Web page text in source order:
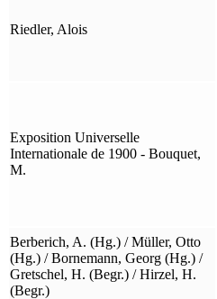
Riedler, Alois
Exposition Universelle
Internationale de 1900 - Bouquet,
M.
Berberich, A. (Hg.) / Müller, Otto
(Hg.) / Bornemann, Georg (Hg.) /
Gretschel, H. (Begr.) / Hirzel, H.
(Begr.)